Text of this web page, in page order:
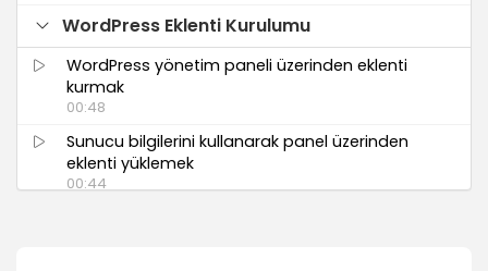
WordPress Eklenti Kurulumu
WordPress yönetim paneli üzerinden eklenti
kurmak
00:48
Sunucu bilgilerini kullanarak panel üzerinden
eklenti yüklemek
00:44